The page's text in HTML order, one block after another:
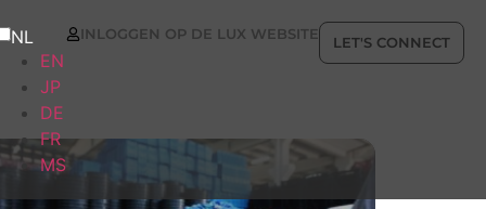
NL
EN
JP
DE
FR
MS
INLOGGEN OP DE LUX WEBSITE
LET'S CONNECT